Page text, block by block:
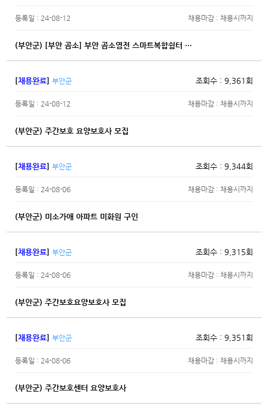
등록일 : 24-08-12 채용마감 : 채용시까지
(부안군) [부안 곰소] 부안 곰소염전 스마트복합쉼터 …
[채용완료] 부안군 조회수 : 9,361회
등록일 : 24-08-12 채용마감 : 채용시까지
(부안군) 주간보호 요양보호사 모집
[채용완료] 부안군 조회수 : 9,344회
등록일 : 24-08-06 채용마감 : 채용시까지
(부안군) 미소가애 아파트 미화원 구인
[채용완료] 부안군 조회수 : 9,315회
등록일 : 24-08-06 채용마감 : 채용시까지
(부안군) 주간보호요양보호사 모집
[채용완료] 부안군 조회수 : 9,351회
등록일 : 24-08-06 채용마감 : 채용시까지
(부안군) 주간보호센터 요양보호사